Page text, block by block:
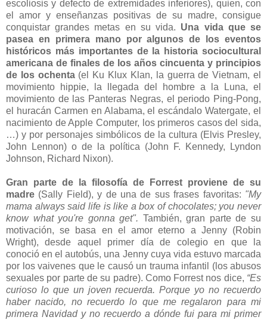
escoliosis y defecto de extremidades inferiores), quien, con
el amor y enseñanzas positivas de su madre, consigue
conquistar grandes metas en su vida. Una vida que se
pasea en primera mano por algunos de los eventos
históricos más importantes de la historia sociocultural
americana de finales de los años cincuenta y principios
de los ochenta (el Ku Klux Klan, la guerra de Vietnam, el
movimiento hippie, la llegada del hombre a la Luna, el
movimiento de las Panteras Negras, el periodo Ping-Pong,
el huracán Carmen en Alabama, el escándalo Watergate, el
nacimiento de Apple Computer, los primeros casos del sida,
…) y por personajes simbólicos de la cultura (Elvis Presley,
John Lennon) o de la política (John F. Kennedy, Lyndon
Johnson, Richard Nixon).
Gran parte de la filosofía de Forrest proviene de su
madre (Sally Field), y de una de sus frases favoritas: "My
mama always said life is like a box of chocolates; you never
know what you're gonna get". También, gran parte de su
motivación, se basa en el amor eterno a Jenny (Robin
Wright), desde aquel primer día de colegio en que la
conoció en el autobús, una Jenny cuya vida estuvo marcada
por los vaivenes que le causó un trauma infantil (los abusos
sexuales por parte de su padre). Como Forrest nos dice, “Es
curioso lo que un joven recuerda. Porque yo no recuerdo
haber nacido, no recuerdo lo que me regalaron para mi
primera Navidad y no recuerdo a dónde fui para mi primer